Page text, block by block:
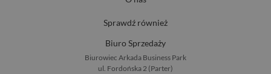
Sprawdź również
Biuro Sprzedaży
Biurowiec Arkada Business Park
ul. Fordońska 2 (Parter)